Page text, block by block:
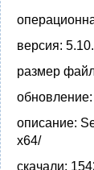
версия:
размер
обновление:
описание:
x64/
скачали: